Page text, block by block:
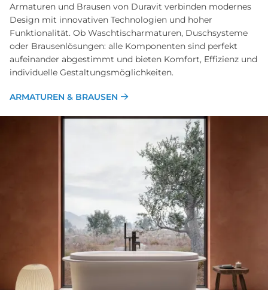
Armaturen und Brausen von Duravit verbinden modernes
Design mit innovativen Technologien und hoher
Funktionalität. Ob Waschtischarmaturen, Duschsysteme
oder Brausenlösungen: alle Komponenten sind perfekt
aufeinander abgestimmt und bieten Komfort, Effizienz und
individuelle Gestaltungsmöglichkeiten.
ARMATUREN & BRAUSEN